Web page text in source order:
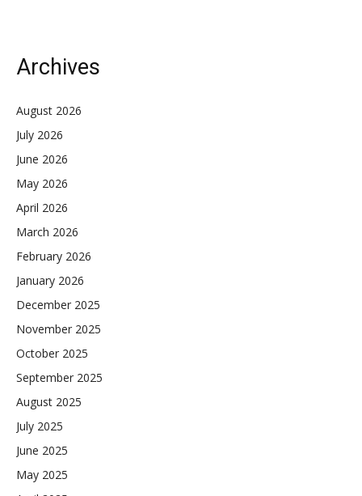
Archives
August 2026
July 2026
June 2026
May 2026
April 2026
March 2026
February 2026
January 2026
December 2025
November 2025
October 2025
September 2025
August 2025
July 2025
June 2025
May 2025